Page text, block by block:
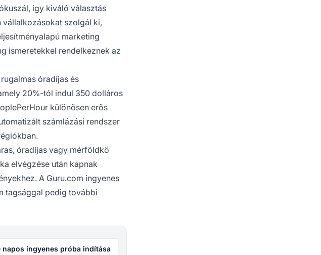
így kiváló választás
szolgál ki,
marketing
ismeretekkel rendelkeznek az
óradíjas és
20%-tól indul 350 dolláros
különösen erős
számlázási rendszer
óradíjas vagy mérföldkő
elvégzése után kapnak
A Guru.com ingyenes
tagsággal pedig további
napos ingyenes próba indítása